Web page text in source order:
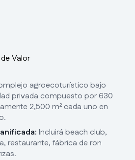
Valor
agroecoturístico bajo
privada compuesto por 630
2,500 m² cada uno en
Incluirá beach club,
restaurante, fábrica de ron